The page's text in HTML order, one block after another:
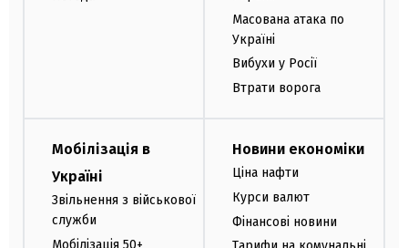
Масована атака по
Україні
Вибухи у Росії
Втрати ворога
Мобілізація в
Україні
Звільнення з військової
служби
Мобілізація 50+
Новини економіки
Ціна нафти
Курси валют
Фінансові новини